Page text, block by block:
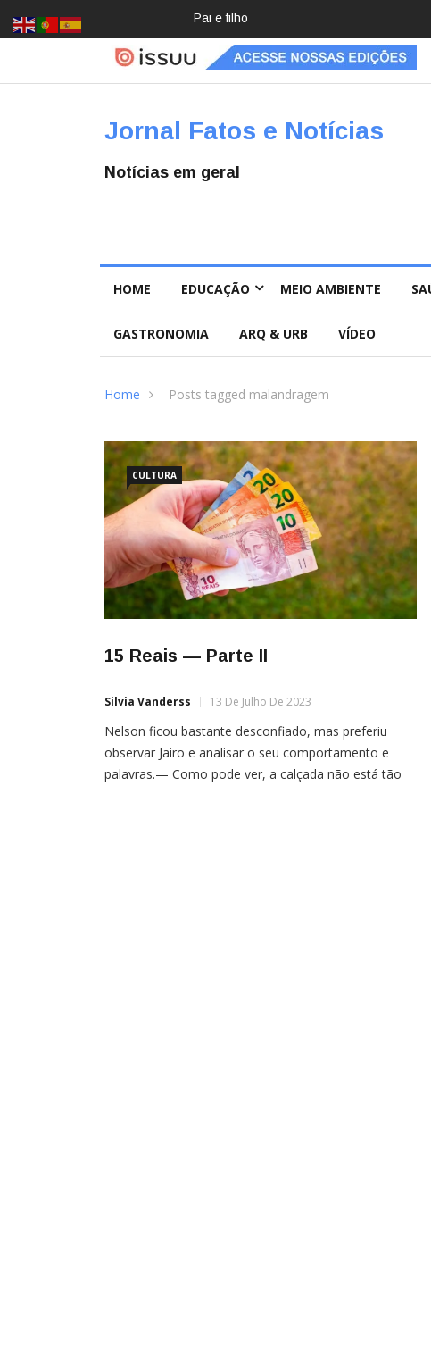
Crochê, jardinagem, diário: mulheres
Jornal Fatos e Notícias
Notícias em geral
HOME EDUCAÇÃO MEIO AMBIENTE
GASTRONOMIA ARQ & URB VÍDEO
Home Posts tagged malandragem
CULTURA
15 Reais — Parte II
Silvia Vanderss 13 De Julho De 2023
Nelson ficou bastante desconfiado, mas preferiu
observar Jairo e analisar o seu comportamento e
palavras.— Como pode ver, a calçada não está tão